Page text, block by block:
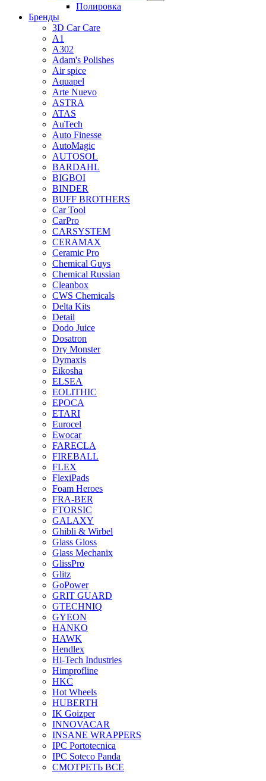
Полировка
Бренды
3D Car Care
A1
A302
Adam's Polishes
Air spice
Aquapel
Arte Nuevo
ASTRA
ATAS
AuTech
Auto Finesse
AutoMagic
AUTOSOL
BARDAHL
BIGBOI
BINDER
BUFF BROTHERS
Car Tool
CarPro
CARSYSTEM
CERAMAX
Ceramic Pro
Chemical Guys
Chemical Russian
Cleanbox
CWS Chemicals
Delta Kits
Detail
Dodo Juice
Dosatron
Dry Monster
Dymaxis
Eikosha
ELSEA
EOLITHIC
EPOCA
ETARI
Eurocel
Ewocar
FARECLA
FIREBALL
FLEX
FlexiPads
Foam Heroes
FRA-BER
FTORSIC
GALAXY
Ghibli & Wirbel
Glass Gloss
Glass Mechanix
GlissPro
Glitz
GoPower
GRIT GUARD
GTECHNIQ
GYEON
HANKO
HAWK
Hendlex
Hi-Tech Industries
Himprofline
HKC
Hot Wheels
HUBERTH
IK Goizper
INNOVACAR
INSANE WRAPPERS
IPC Portotecnica
IPC Soteco Panda
СМОТРЕТЬ ВСЕ